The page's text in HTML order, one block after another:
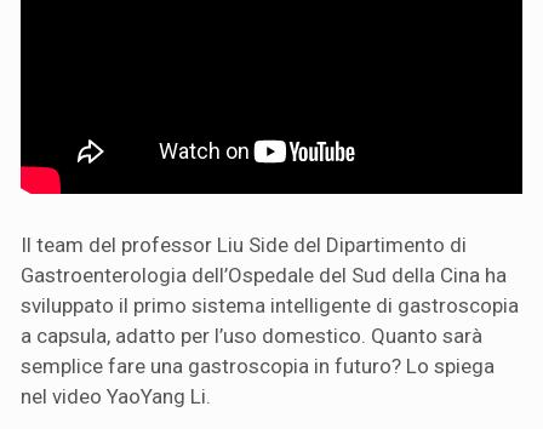
Il team del professor Liu Side del Dipartimento di
Gastroenterologia dell’Ospedale del Sud della Cina ha
sviluppato il primo sistema intelligente di gastroscopia
a capsula, adatto per l’uso domestico. Quanto sarà
semplice fare una gastroscopia in futuro? Lo spiega
nel video YaoYang Li.